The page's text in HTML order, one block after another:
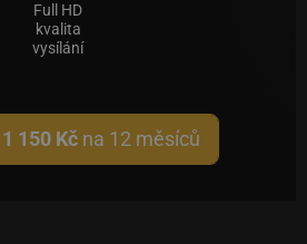
Full HD
kvalita
vysílání
1 150 Kč na 12 měsíců